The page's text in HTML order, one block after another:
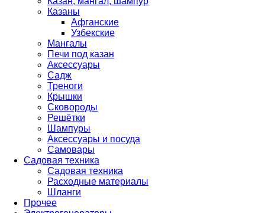
Казаны
Афганские
Узбекские
Мангалы
Печи под казан
Аксессуары
Садж
Треноги
Крышки
Сковороды
Решётки
Шампуры
Аксессуары и посуда
Самовары
Садовая техника
Садовая техника
Расходные материалы
Шланги
Прочее